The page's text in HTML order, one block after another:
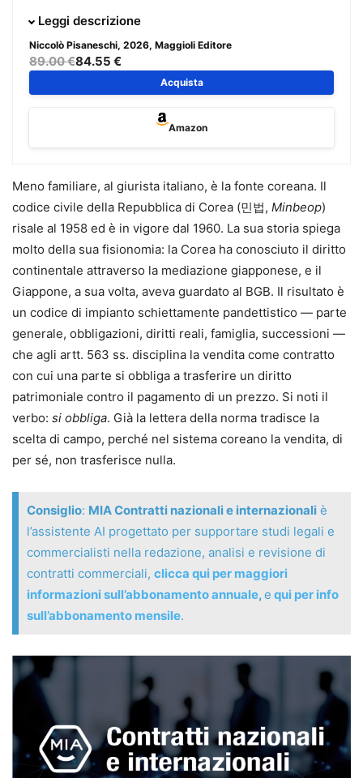
Il manuale offre al professionista una guida passo passo
fornendo un metodo chiaro e immediatamente applicabile.
struttura tipo dei contratti transnazionali
l’opera accompagna il lettore nella costruzione delle
clausole che incidono sull’interpretazione del contratto,
& Warranties, alleclausole di limitazione della
responsabilità e di risoluzione , nonché alla scelta della
legge applicabile , dellagiurisdizione e dell’arbitrato. Ogni
previsione è corredata da formule commentate, pronte
all’uso e adattabili anche alla contrattualistica nazionale.
La parte finale propone una raccolta organica
deiprincipali contratti della prassi internazionale– dalle
lettere di intenti ai contratti di distribuzione, licenza, joint
venture e M&A, fino allegaranzie bancariee alle lettere di
credito– offrendo schemi contrattuali ragionatipensati
per un utilizzo immediato nella pratica professionale.
Niccolò Pisaneschi
Professore di Diritto processuale civile presso l’Università
transnazionali. Avvocato spe- cializzato in diritto
contrattuale internazionale, per oltre dieci anni ha
assistito il settore vaccini del gruppo Novartis nella
redazione di contratti di sviluppo ed esportazione, nonché
nella contrattualistica relativa alla costruzione delle sedi
Esperto di diritto aziendale e di M&A, ha partecipato ad
operazioni di acquisizione e ristrutturazione di diversi
gruppi industriali di rilievo nazionale. Segue come
consulente il settore della finanza d’impresa, assistendo
banche e fondi di investimento nazionali ed esteri in
operazioni di finanziamento, private equity e
Leggi descrizione
Niccolò Pisaneschi, 2026, Maggioli Editore
89.00 €84.55 €
Acquista
Amazon
Meno familiare, al giurista italiano, è la fonte coreana. Il
codice civile della Repubblica di Corea (민법, Minbeop)
risale al 1958 ed è in vigore dal 1960. La sua storia spiega
molto della sua fisionomia: la Corea ha conosciuto il diritto
continentale attraverso la mediazione giapponese, e il
Giappone, a sua volta, aveva guardato al BGB. Il risultato è
un codice di impianto schiettamente pandettistico — parte
generale, obbligazioni, diritti reali, famiglia, successioni —
che agli artt. 563 ss. disciplina la vendita come contratto
con cui una parte si obbliga a trasferire un diritto
patrimoniale contro il pagamento di un prezzo. Si noti il
verbo: si obbliga. Già la lettera della norma tradisce la
scelta di campo, perché nel sistema coreano la vendita, di
per sé, non trasferisce nulla.
Consiglio: MIA Contratti nazionali e internazionali è
l’assistente AI progettato per supportare studi legali e
commercialisti nella redazione, analisi e revisione di
contratti commerciali, clicca qui per maggiori
informazioni sull’abbonamento annuale,e qui per info
sull’abbonamento mensile.